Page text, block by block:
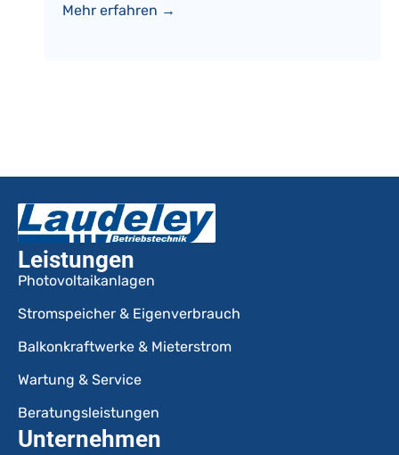
Mehr erfahren →
Leistungen
Photovoltaikanlagen
Stromspeicher & Eigenverbrauch
Balkonkraftwerke & Mieterstrom
Wartung & Service
Beratungsleistungen
Unternehmen